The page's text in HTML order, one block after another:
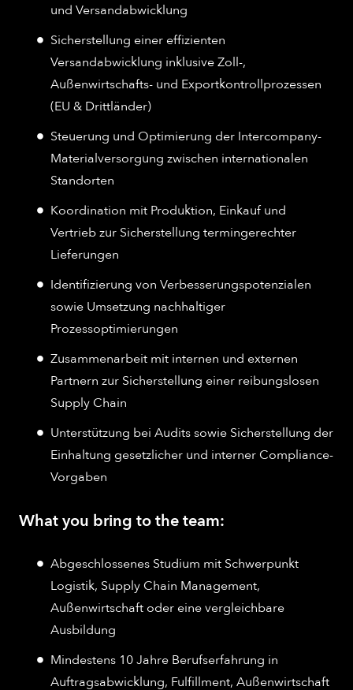
und Versandabwicklung
Sicherstellung einer effizienten
Versandabwicklung inklusive Zoll-,
Außenwirtschafts- und Exportkontrollprozessen
(EU & Drittländer)
Steuerung und Optimierung der Intercompany-
Materialversorgung zwischen internationalen
Standorten
Koordination mit Produktion, Einkauf und
Vertrieb zur Sicherstellung termingerechter
Lieferungen
Identifizierung von Verbesserungspotenzialen
sowie Umsetzung nachhaltiger
Prozessoptimierungen
Zusammenarbeit mit internen und externen
Partnern zur Sicherstellung einer reibungslosen
Supply Chain
Unterstützung bei Audits sowie Sicherstellung der
Einhaltung gesetzlicher und interner Compliance-
Vorgaben
What you bring to the team:
Abgeschlossenes Studium mit Schwerpunkt
Logistik, Supply Chain Management,
Außenwirtschaft oder eine vergleichbare
Ausbildung
Mindestens 10 Jahre Berufserfahrung in
Auftragsabwicklung, Fulfillment, Außenwirtschaft